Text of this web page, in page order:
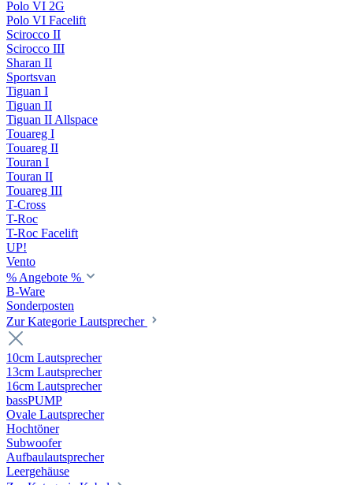
Polo VI 2G
Polo VI Facelift
Scirocco II
Scirocco III
Sharan II
Sportsvan
Tiguan I
Tiguan II
Tiguan II Allspace
Touareg I
Touareg II
Touran I
Touran II
Touareg III
T-Cross
T-Roc
T-Roc Facelift
UP!
Vento
% Angebote %
B-Ware
Sonderposten
Zur Kategorie Lautsprecher
10cm Lautsprecher
13cm Lautsprecher
16cm Lautsprecher
bassPUMP
Ovale Lautsprecher
Hochtöner
Subwoofer
Aufbaulautsprecher
Leergehäuse